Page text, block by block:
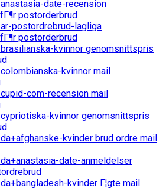
date-recension
postorderbrud
postordrebrud-lagliga
postorderbrud
kvinnor genomsnittspris
kvinnor mail
com-recension mail
kvinnor genomsnittspris
kvinder brud ordre mail
date-anmeldelser
kvinder Г¦gte mail